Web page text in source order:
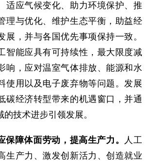
适应气候变化、助力环境保护、推
理与优化、维护生态平衡，助益经
展，并与各国优先事项保持一致。
智能应具有可持续性，最大限度减
响，应对温室气体排放、能源和水
使用以及电子废弃物等问题。发展
碳经济转型带来的机遇窗口，并通
技术进步引领发展。
保障体面劳动，提高生产力。
人工
生产力、激发创新活力、创造就业